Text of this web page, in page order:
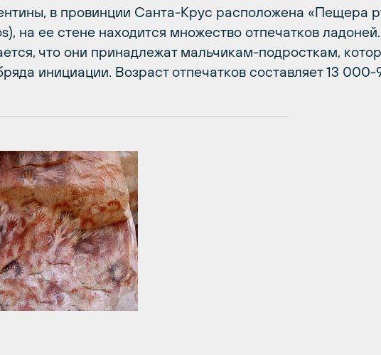
в провинции Санта-Крус расположена «Пещера
на ее стене находится множество отпечатков ладоней.
что они принадлежат мальчикам-подросткам,
инициации. Возраст отпечатков составляет 13